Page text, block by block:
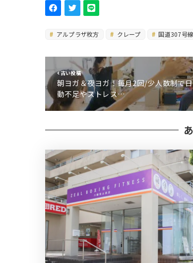
アルプラザ枚方 クレープ 国道307号線
古い投稿
朝ヨガ＆夜ヨガ！毎月2回/少人数制で
動不足やストレス…